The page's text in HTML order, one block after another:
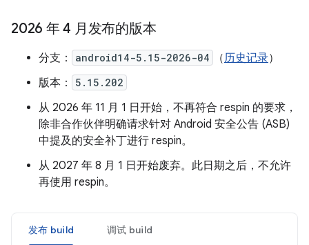
2026 年 4 月发布的版本
分支： android14-5.15-2026-04 （历史记录）
版本：
5.15.202
从 2026 年 11 月 1 日开始，不再符合 respin 的要求，
除非合作伙伴明确请求针对 Android 安全公告 (ASB)
中提及的安全补丁进行 respin。
从 2027 年 8 月 1 日开始废弃。此日期之后，不允许
再使用 respin。
发布 build 调试 build